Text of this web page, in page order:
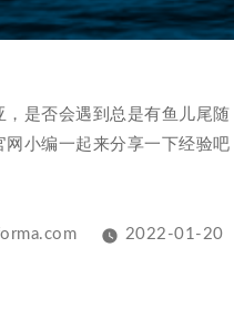
，是否会遇到总是有鱼儿尾
小编一起来分享一下经验吧
2022-01-20